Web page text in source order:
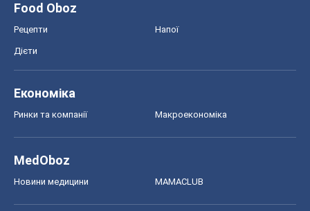
Food Oboz
Рецепти Напої
Дієти
Економіка
Ринки та компанії Макроекономіка
MedOboz
Новини медицини MAMACLUB